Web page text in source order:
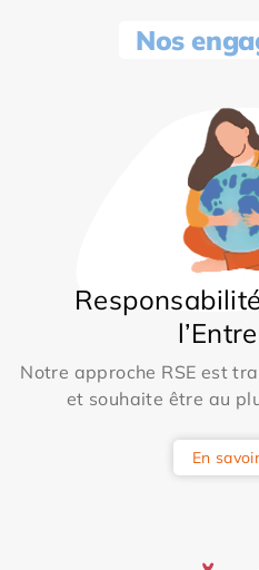
Nos
Notre approche RSE est
et souhaite être au
En